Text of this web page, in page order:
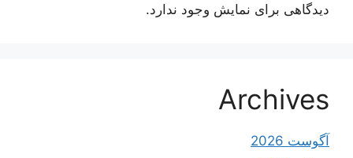
دیدگاهی برای نمایش وجود ندارد.
Archives
آگوست 2026